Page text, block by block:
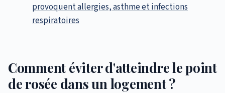
provoquent allergies, asthme et infections
respiratoires
Comment éviter d'atteindre le point
de rosée dans un logement ?